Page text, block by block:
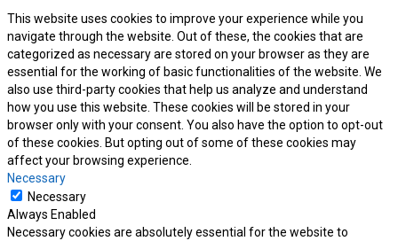
This website uses cookies to improve your experience while you
navigate through the website. Out of these, the cookies that are
categorized as necessary are stored on your browser as they are
essential for the working of basic functionalities of the website. We
also use third-party cookies that help us analyze and understand
how you use this website. These cookies will be stored in your
browser only with your consent. You also have the option to opt-out
of these cookies. But opting out of some of these cookies may
affect your browsing experience.
Necessary
Necessary
Always Enabled
Necessary cookies are absolutely essential for the website to